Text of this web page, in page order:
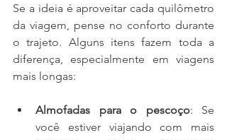
Se a ideia é aproveitar cada quilômetro
da viagem, pense no conforto durante
o trajeto. Alguns itens fazem toda a
diferença, especialmente em viagens
mais longas:
Almofadas para o pescoço: Se
você estiver viajando com mais